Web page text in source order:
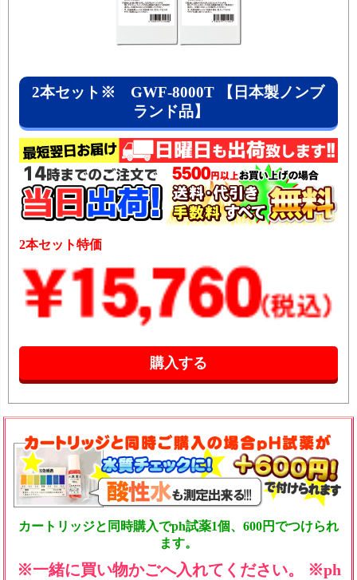
2本セット※ GWF-8000T 【日本製ノンブ
ランド品】
2本セット特価
カートリッジと同時購入でph試薬1個、600円でつけられ
ます。
※一緒に買い物かごへ入れてください。 ※ph